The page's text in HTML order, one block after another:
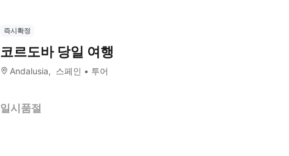
즉시확정
코르도바 당일 여행
Andalusia 스페인 투어
일시품절